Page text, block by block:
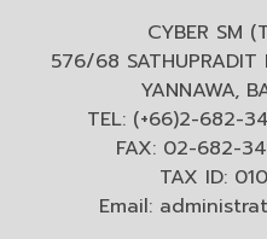
CYBER SM
576/68 SATHUPRADIT
YANNAWA,
TEL: (+66)2-682-
FAX: 02-682-
TAX ID:
Email: